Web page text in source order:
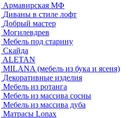
Армавирская МФ
Диваны в стиле лофт
Добрый мастер
Могилевдрев
Мебель под старину
Скайда
ALETAN
MILANA (мебель из бука и ясеня)
Декоративные изделия
Мебель из ротанга
Мебель из массива сосны
Мебель из массива дуба
Матрасы Lonax